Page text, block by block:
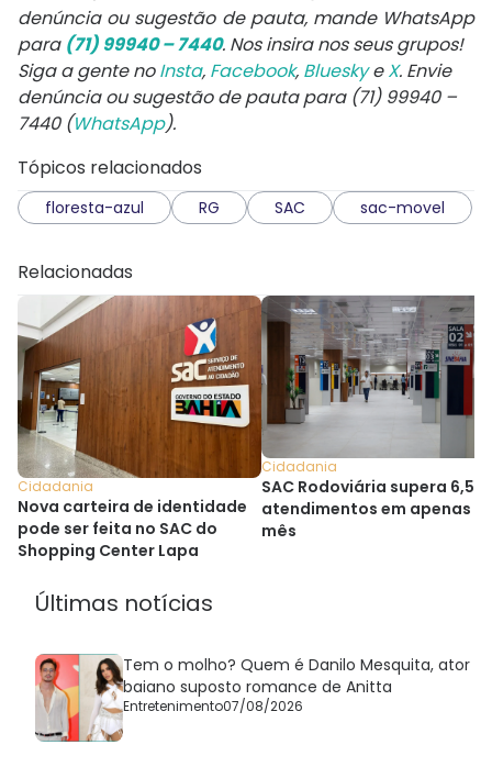
denúncia ou sugestão de pauta, mande WhatsApp
para (71) 99940 – 7440. Nos insira nos seus grupos!
Siga a gente noInsta, Facebook, BlueskyeX. Envie
denúncia ou sugestão de pauta para (71) 99940 –
7440 (WhatsApp).
Tópicos relacionados
floresta-azul RG SAC sac-movel
Relacionadas
Cidadania
Nova carteira de identidade
pode ser feita no SAC do
Shopping Center Lapa
Cidadania
SAC Rodoviária supera 6,5
atendimentos em apenas
mês
Últimas notícias
Tem o molho? Quem é Danilo Mesquita, ator
baiano suposto romance de Anitta
Entretenimento07/08/2026